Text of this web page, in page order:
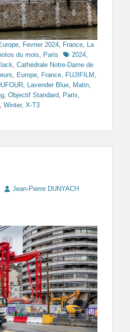
, Fevrier 2024, France, La
du mois, Paris Tags2024,
, Cathédrale Notre-Dame de
, Europe, France, FUJIFILM ,
, Lavender Blue, Matin,
, Objectif Standard, Paris,
, Winter, X-T3
Author
Jean-Pierre DUNYACH